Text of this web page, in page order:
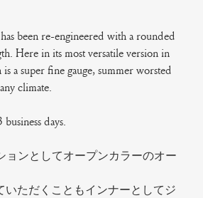
been re-engineered with a rounded
Here in its most versatile version in
a super fine gauge, summer worsted
climate.
days.
ョンとしてオープンカラーのオー
いただくこともインナーとしてジ